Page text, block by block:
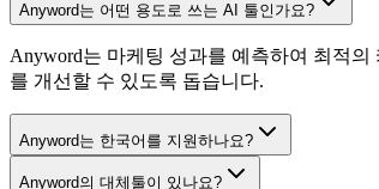
Anyword는 어떤 용도로 쓰는 AI 툴인가요?
Anyword는 마케팅 성과를 예측하여 최적
를 개선할 수 있도록 돕습니다.
Anyword는 한국어를 지원하나요?
Anyword의 대체툴이 있나요?